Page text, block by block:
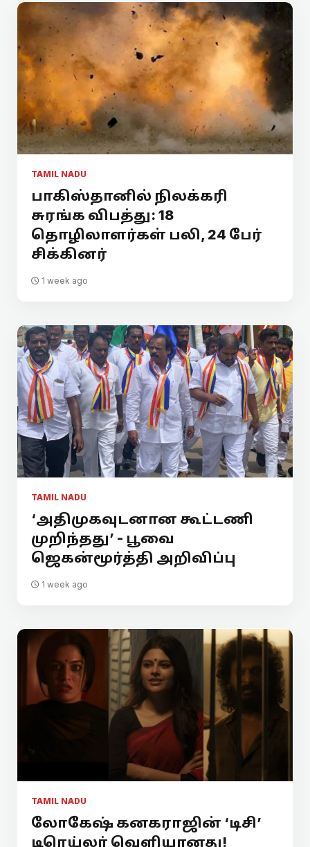
TAMIL NADU
பாகிஸ்தானில் நிலக்கரி
சுரங்க விபத்து: 18
தொழிலாளர்கள் பலி, 24 பேர்
சிக்கினர்
1 week ago
TAMIL NADU
‘அதிமுகவுடனான கூட்டணி
முறிந்தது’ - பூவை
ஜெகன்மூர்த்தி அறிவிப்பு
1 week ago
TAMIL NADU
லோகேஷ் கனகராஜின் ‘டிசி’
டிரெய்லர் வெளியானது!